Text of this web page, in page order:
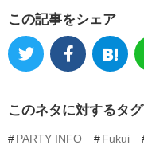
この記事をシェア
このネタに対するタグ
PARTY INFO Fukui